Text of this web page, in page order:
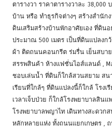
ตารางวา ราคาตารางวาละ 38,000
บ้าน หรือ ทำธุรกิจต่างๆ สร้างสำนัก
ดินเสริมสร้างบ้านพักอาศัยเอง ที่ดิ
ประมาณ 500 เมตร เป็นที่ดินแปลงก
ผ้า ติดถนนคอนกรีต ร่มรื่น เย็นสบา
สรรพสินค้า ห้างแฟชั่นไอส์แลนด์ ,
ชอบเล่นน้ำ ที่ดินก็ใกล้สวนสยาม ส
เรียนที่ใกล้ๆ ที่ดินแปลงนี้ก็ใกล้ โรง
เวลาเจ็บป่วย ก็ใกล้โรงพยาบาลสิน
โรงพยาบาลพญาไท เดินทางสะดวก
หลักหลายแห่ง ทั้งถนนแยกเกษตร ,